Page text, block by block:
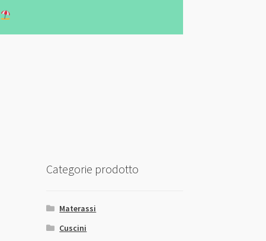
Categorie prodotto
Materassi
Cuscini